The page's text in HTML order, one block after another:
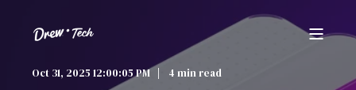
Oct 31, 2025 12:00:05 PM 4 min read